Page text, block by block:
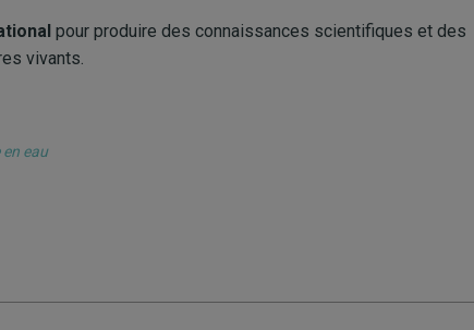
pour produire des connaissances scientifiques et des
vivants.
eau